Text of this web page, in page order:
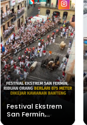
Festival Ekstrem
San Fermín,